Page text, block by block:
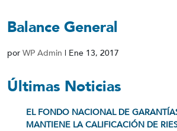
Balance General
por WP Admin | Ene 13, 2017
Últimas Noticias
EL FONDO NACIONAL DE
MANTIENE LA CALIFICACIÓN DE